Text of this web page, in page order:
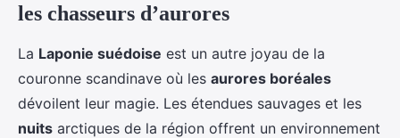
les chasseurs d’aurores
La Laponie suédoise est un autre joyau de la
couronne scandinave où les aurores boréales
dévoilent leur magie. Les étendues sauvages et les
nuits arctiques de la région offrent un environnement